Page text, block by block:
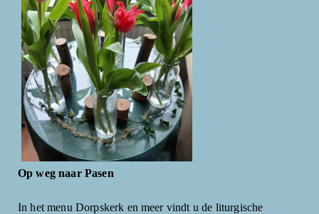
Op weg naar Pasen
In het menu Dorpskerk en meer vindt u de liturgische